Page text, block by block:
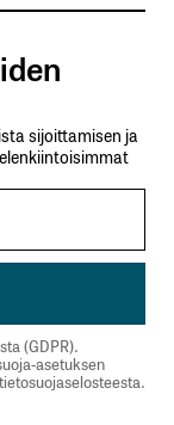
sijoittamisen ja
(GDPR).
asetuksen
tietosuojaselosteesta.